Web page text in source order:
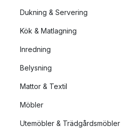
Dukning & Servering
Kök & Matlagning
Inredning
Belysning
Mattor & Textil
Möbler
Utemöbler & Trädgårdsmöbler